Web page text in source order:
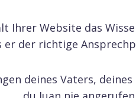
Ihrer Website das
er der richtige
deines Vaters,